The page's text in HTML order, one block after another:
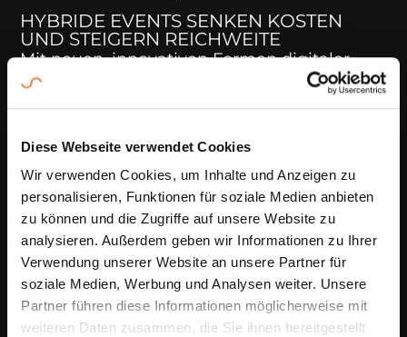
Diese Webseite verwendet Cookies
Wir verwenden Cookies, um Inhalte und Anzeigen zu
personalisieren, Funktionen für soziale Medien anbieten
zu können und die Zugriffe auf unsere Website zu
analysieren. Außerdem geben wir Informationen zu Ihrer
Verwendung unserer Website an unsere Partner für
soziale Medien, Werbung und Analysen weiter. Unsere
Partner führen diese Informationen möglicherweise mit
weiteren Daten zusammen, die Sie ihnen bereitgestellt
HYBRIDE EVENTS SENKEN KOSTEN
UND STEIGERN REICHWEITE
Mit neuen, innovativen Formen digitaler
Erlebnisse und der Live-Kommunikation, die
physische und digitale Elemente
diese Herausforderungen reagieren. Denn
durch den Einsatz hybrider Events und
digitaler Plattformen können nicht nur die
Reichweite und die Kundenbindung
gesteigert, sondern auch signifikante
Kosteneinsparungen realisiert werden. Und
die Verbindung von starker Marke, jungen
Kunden und digitaler Experience führt zu
neuen unerschlossenen Marktzugängen